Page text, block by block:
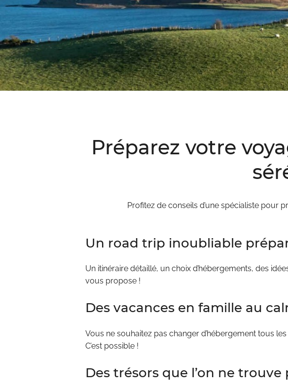
Préparez votre
Profitez de conseils d’une spécialiste pour
Un road trip inoubliable
Un itinéraire détaillé, un choix d’hébergements, des
vous propose !
Des vacances en famille au
Vous ne souhaitez pas changer d’hébergement tous
C’est possible !
Des trésors que l’on ne trouve